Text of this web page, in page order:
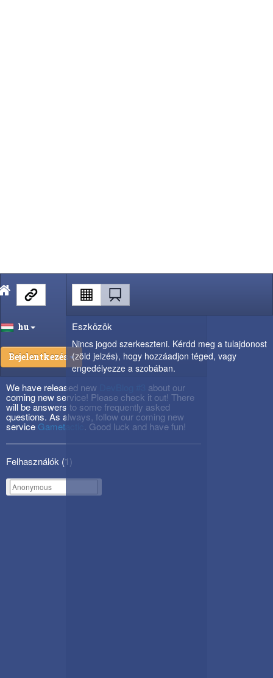
hu
Bejelentkezés
We have released new about our
coming new service! Please check it out! There
will be answers to some frequently asked
questions. As always, follow our coming new
service Gametactic. Good luck and have fun!
Felhasználók (1)
Eszközök
Nincs jogod szerkeszteni. Kérdd meg a tulajdonost
(zöld jelzés), hogy hozzáadjon téged, vagy
engedélyezze a szobában.